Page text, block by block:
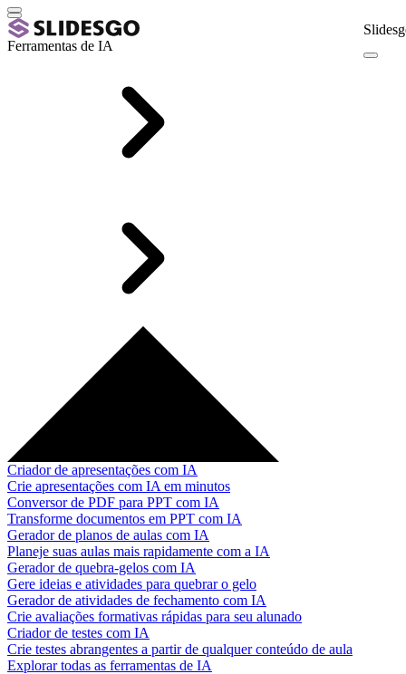
Ferramentas de IA
Criador de apresentações com IA
Crie apresentações com IA em minutos
Conversor de PDF para PPT com IA
Transforme documentos em PPT com IA
Gerador de planos de aulas com IA
Planeje suas aulas mais rapidamente com a IA
Gerador de quebra-gelos com IA
Gere ideias e atividades para quebrar o gelo
Gerador de atividades de fechamento com IA
Crie avaliações formativas rápidas para seu alunado
Criador de testes com IA
Crie testes abrangentes a partir de qualquer conteúdo de aula
Explorar todas as ferramentas de IA